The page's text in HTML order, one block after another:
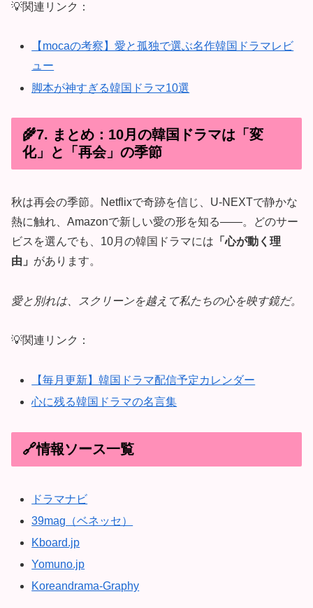
💡関連リンク：
【mocaの考察】愛と孤独で選ぶ名作韓国ドラマレビ
ュー
脚本が神すぎる韓国ドラマ10選
🌾7. まとめ：10月の韓国ドラマは「変
化」と「再会」の季節
秋は再会の季節。Netflixで奇跡を信じ、U-NEXTで静かな
熱に触れ、Amazonで新しい愛の形を知る——。どのサー
ビスを選んでも、10月の韓国ドラマには 「心が動く理
由」 があります。
愛と別れは、スクリーンを越えて私たちの心を映す鏡だ。
💡関連リンク：
【毎月更新】韓国ドラマ配信予定カレンダー
心に残る韓国ドラマの名言集
🔗情報ソース一覧
ドラマナビ
39mag（ベネッセ）
Kboard.jp
Yomuno.jp
Koreandrama-Graphy